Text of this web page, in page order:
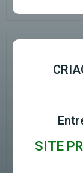
SITE